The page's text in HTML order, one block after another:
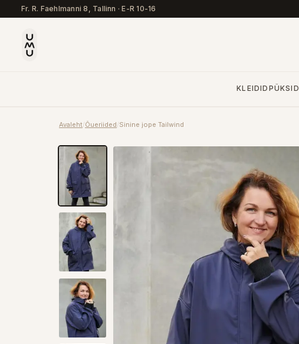
Fr. R. Faehlmanni 8, Tallinn ·E-R 10-16
KLEIDID PÜKSID
Avaleht/Õueriided/Sinine jope Tailwind